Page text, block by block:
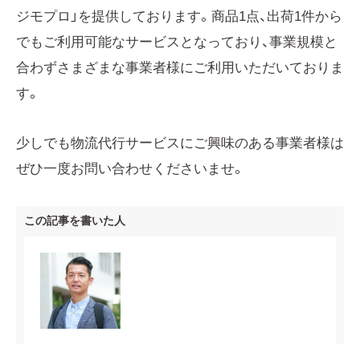
ジモプロ」を提供しております。商品1点、出荷1件から
でもご利用可能なサービスとなっており、事業規模と
合わずさまざまな事業者様にご利用いただいておりま
す。
少しでも物流代行サービスにご興味のある事業者様は
ぜひ一度お問い合わせくださいませ。
この記事を書いた人